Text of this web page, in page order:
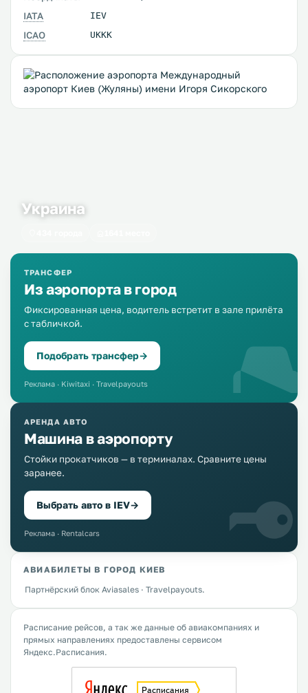
IATA IEV
ICAO UKKK
Украина
ТРАНСФЕР
Из аэропорта в город
Фиксированная цена, водитель встретит в зале прилёта
с табличкой.
Подобрать трансфер→
Реклама · Kiwitaxi · Travelpayouts
АРЕНДА АВТО
Машина в аэропорту
Стойки прокатчиков — в терминалах. Сравните цены
заранее.
Выбрать авто в IEV→
Реклама · Rentalcars
АВИАБИЛЕТЫ В ГОРОД КИЕВ
Партнёрский блок Aviasales · Travelpayouts.
Расписание рейсов, а так же данные об авиакомпаниях и
прямых направлениях предоставлены сервисом
Яндекс.Расписания.